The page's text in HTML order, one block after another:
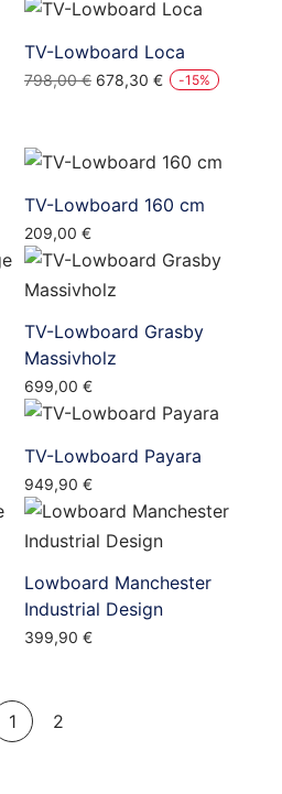
TV-Lowboard Loca
798,00€ Ursprünglicher
798,00 €
678,30 €Aktueller
678,30 €.
-15%
TV-Lowboard 160 cm
209,00 €
TV-Lowboard Grasby
Massivholz
699,00 €
TV-Lowboard Payara
949,90 €
Lowboard Manchester
Industrial Design
399,90 €
1 2